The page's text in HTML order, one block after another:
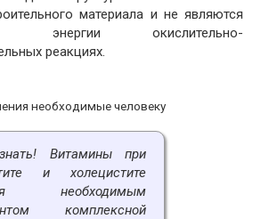
материала и не являются
энергии окислительно-
реакциях.
необходимые человеку
Витамины при
и холецистите
необходимым
комплексной